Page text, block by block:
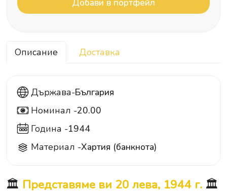
Описание Доставка
Държава-България
20 Номинал -20.00
Година -1944
Материал -Хартия (банкнота)
🏛️ Представяме ви 20 лева, 1944 г. 🏛️